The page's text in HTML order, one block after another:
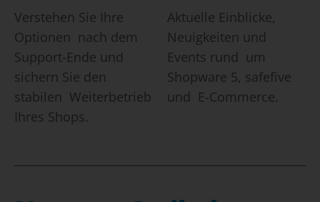
Verstehen Sie Ihre
Optionen nach dem
Support-Ende und
sichern Sie den
stabilen Weiterbetrieb
Ihres Shops.
Aktuelle Einblicke,
Neuigkeiten und
Events rund um
Shopware 5, safefive
und E-Commerce.